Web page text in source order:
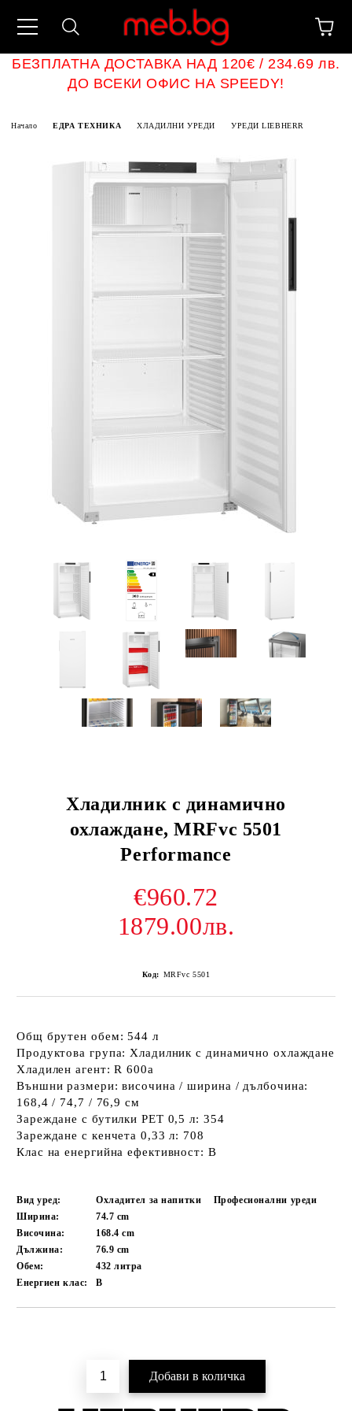
БЕЗПЛАТНА ДОСТАВКА НАД 120€ / 234.69 лв.
ДО ВСЕКИ ОФИС НА SPEEDY!
Начало ЕДРА ТЕХНИКА ХЛАДИЛНИ УРЕДИ УРЕДИ LIEBHERR
Хладилник с динамично
охлаждане, MRFvc 5501
Performance
€960.72
1879.00лв.
Код: MRFvc 5501
Общ брутен обем: 544 л
Продуктова група: Хладилник с динамично охлаждане
Хладилен агент: R 600a
Външни размери: височина / ширина / дълбочина:
168,4 / 74,7 / 76,9 см
Зареждане с бутилки PET 0,5 л: 354
Зареждане с кенчета 0,33 л: 708
Клас на енергийна ефективност: B
Вид уред: Охладител за напитки
Професионални уреди
Ширина:
74.7 cm
Височина:
168.4cm
Дължина:
76.9 cm
Обем:
432литра
Енергиен клас:
B